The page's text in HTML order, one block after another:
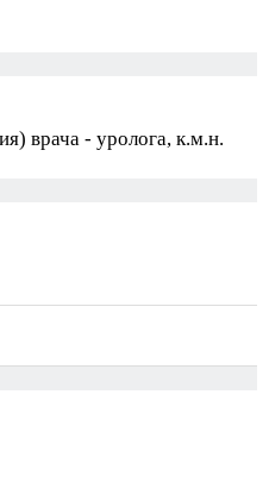
врача - уролога, к.м.н.